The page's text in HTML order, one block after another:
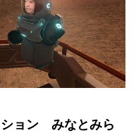
ション みなとみら